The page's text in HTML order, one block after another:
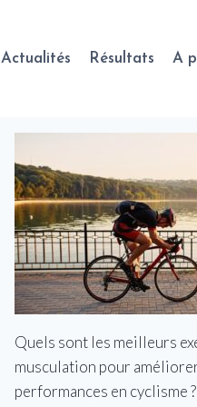
Actualités Résultats A
Quels sont les meilleurs
musculation pour
performances en cyclisme ?